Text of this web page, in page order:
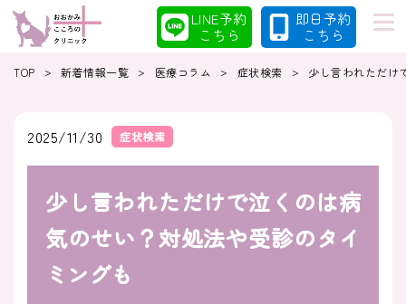
LINE予約
こちら
即日予約
こちら
初めての方へ
TOP > 新着情報一覧 > 医療コラム > 症状検索 > 少し言われただけ
2025/11/30 症状検索
少し言われただけで泣くのは病
気のせい？対処法や受診のタイ
ミングも